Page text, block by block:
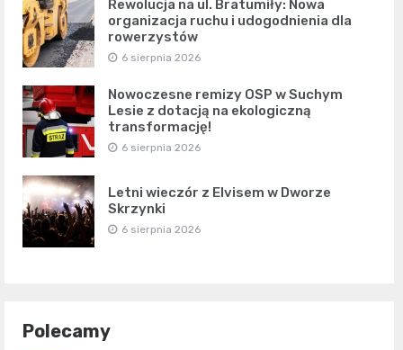
Rewolucja na ul. Bratumiły: Nowa
organizacja ruchu i udogodnienia dla
rowerzystów
6 sierpnia 2026
Nowoczesne remizy OSP w Suchym
Lesie z dotacją na ekologiczną
transformację!
6 sierpnia 2026
Letni wieczór z Elvisem w Dworze
Skrzynki
6 sierpnia 2026
Polecamy